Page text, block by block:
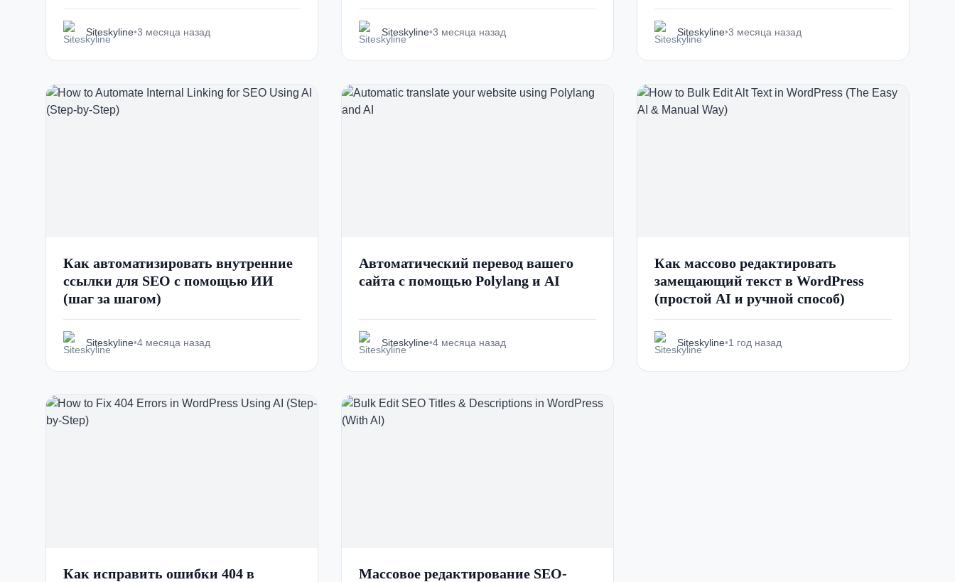
Siteskyline•3 месяца назад Siteskyline•3 месяца назад Siteskyline•3 месяца назад
Как автоматизировать внутренние
ссылки для SEO с помощью ИИ
(шаг за шагом)
Siteskyline•4 месяца назад
Автоматический перевод вашего
сайта с помощью Polylang и AI
Siteskyline•4 месяца назад
Как массово редактировать
замещающий текст в WordPress
(простой AI и ручной способ)
Siteskyline•1 год назад
Как исправить ошибки 404 в
Массовое редактирование SEO-